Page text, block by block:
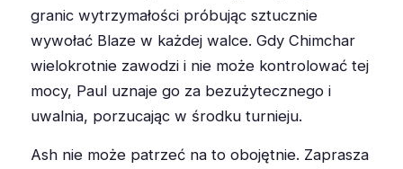
granic wytrzymałości próbując sztucznie
wywołać Blaze w każdej walce. Gdy Chimchar
wielokrotnie zawodzi i nie może kontrolować tej
mocy, Paul uznaje go za bezużytecznego i
uwalnia, porzucając w środku turnieju.
Ash nie może patrzeć na to obojętnie. Zaprasza